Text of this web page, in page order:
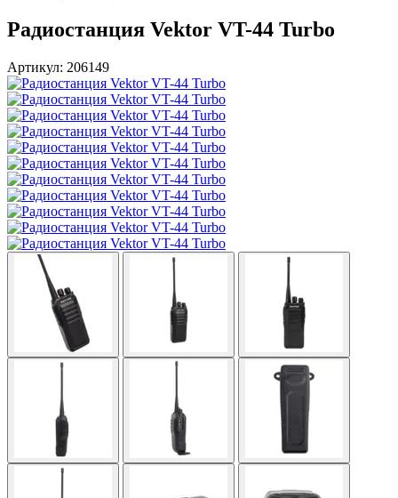
Радиостанция Vektor VT-44 Turbo
Артикул: 206149